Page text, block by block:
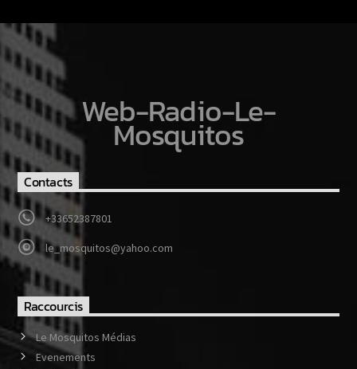
Web-Radio-Le-
Mosquitos
Contacts
+33652387801
le_mosquitos@yahoo.com
Raccourcis
Le Mosquitos Médias
Evenements